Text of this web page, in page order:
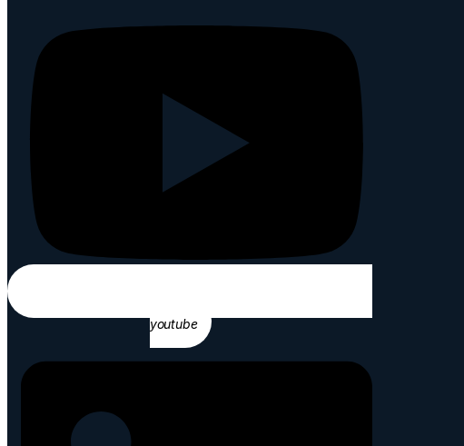
youtube